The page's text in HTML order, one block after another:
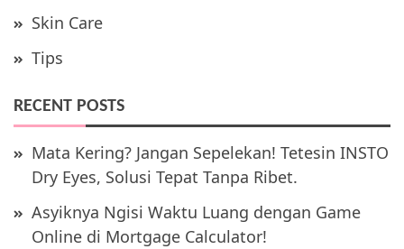
Skin Care
Tips
RECENT POSTS
Mata Kering? Jangan Sepelekan! Tetesin INSTO
Dry Eyes, Solusi Tepat Tanpa Ribet.
Asyiknya Ngisi Waktu Luang dengan Game
Online di Mortgage Calculator!